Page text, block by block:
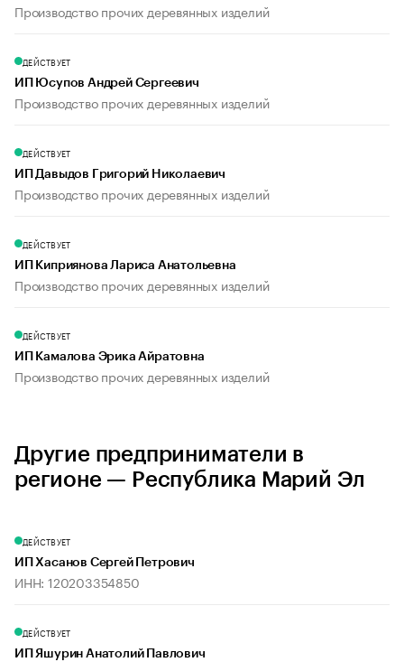
Производство прочих деревянных изделий
ДЕЙСТВУЕТ
ИП Юсупов Андрей Сергеевич
Производство прочих деревянных изделий
ДЕЙСТВУЕТ
ИП Давыдов Григорий Николаевич
Производство прочих деревянных изделий
ДЕЙСТВУЕТ
ИП Киприянова Лариса Анатольевна
Производство прочих деревянных изделий
ДЕЙСТВУЕТ
ИП Камалова Эрика Айратовна
Производство прочих деревянных изделий
Другие предприниматели в
регионе — Республика Марий Эл
ДЕЙСТВУЕТ
ИП Хасанов Сергей Петрович
ИНН: 120203354850
ДЕЙСТВУЕТ
ИП Яшурин Анатолий Павлович